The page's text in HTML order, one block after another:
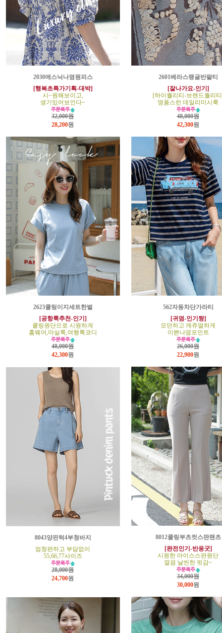
2030에스닉나염원피스
[행복초특가기획-대박]
시~원해보이고,
생기있어보인다~
32,000원
28,200원
2601베라스팽글반팔티
[잘나가요-인기]
[하이퀄리티-브랜드퀄리
명품스런 데일리미시룩
48,000원
42,300원
2623쿨링이지세트한벌
[공항룩추천-인기]
쿨링원단으로 시원하게
홈웨어,마실룩,여행룩코디
48,000원
42,300원
562자동차단가라티
[귀염-인기짱]
모던하고 캐쥬얼하게
이쁜나염포인트
26,000원
22,900원
8043양핀턱4부청바지
엄청편하고 부담없이
55,66,77사이즈
28,000원
24,700원
8012쿨링부츠컷스판팬츠
[완전인기-반응굿]
시원한 아이스스판원단
깔끔 날씬한 핏감~
34,000원
30,000원